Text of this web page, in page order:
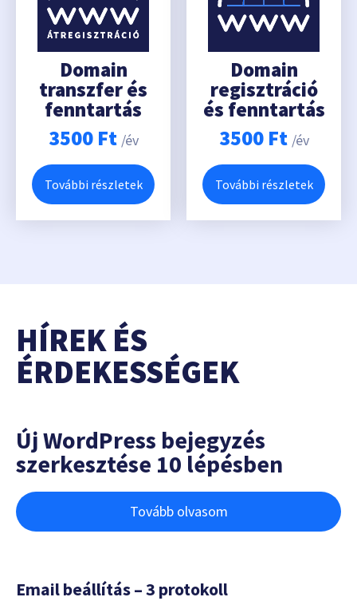
Domain
transzfer és
fenntartás
3500 Ft /év
További részletek
Domain
regisztráció
és fenntartás
3500 Ft /év
További részletek
HÍREK ÉS
ÉRDEKESSÉGEK
Új WordPress bejegyzés
szerkesztése 10 lépésben
Tovább olvasom
Email beállítás – 3 protokoll